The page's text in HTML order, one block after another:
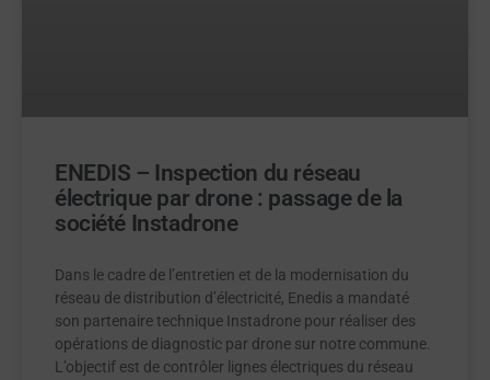
ENEDIS – Inspection du réseau
électrique par drone : passage de la
société Instadrone
Dans le cadre de l’entretien et de la modernisation du
réseau de distribution d’électricité, Enedis a mandaté
son partenaire technique Instadrone pour réaliser des
opérations de diagnostic par drone sur notre commune.
L’objectif est de contrôler lignes électriques du réseau